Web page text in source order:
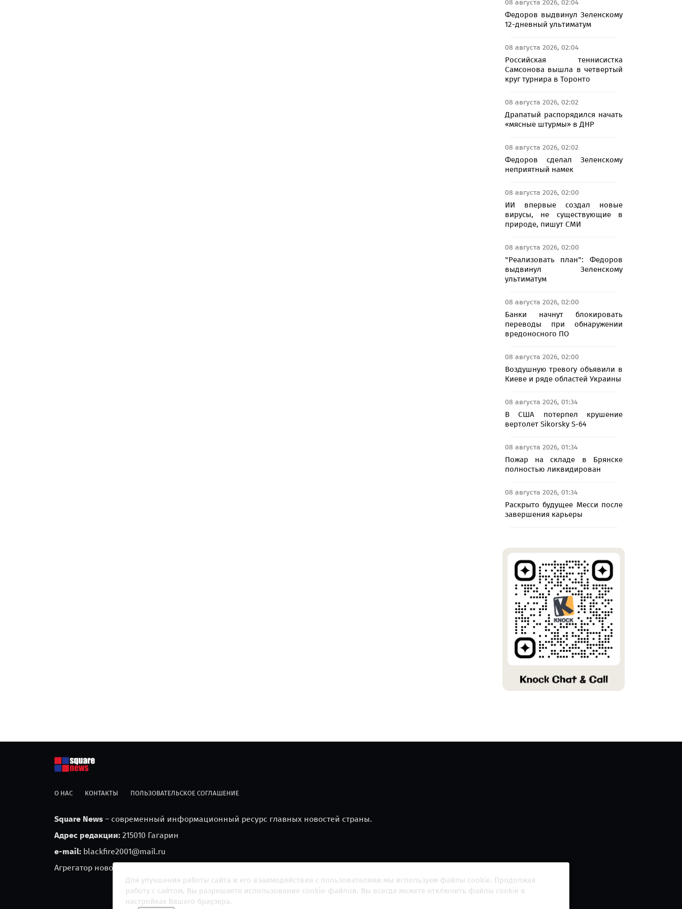
08 августа 2026, 02:04
Федоров выдвинул Зеленскому
12-дневный ультиматум
08 августа 2026, 02:04
Российская теннисистка
Самсонова вышла в четвертый
круг турнира в Торонто
08 августа 2026, 02:02
Драпатый распорядился начать
«мясные штурмы» в ДНР
08 августа 2026, 02:02
Федоров сделал Зеленскому
неприятный намек
08 августа 2026, 02:00
ИИ впервые создал новые
вирусы, не существующие в
природе, пишут СМИ
08 августа 2026, 02:00
"Реализовать план": Федоров
выдвинул Зеленскому
ультиматум
08 августа 2026, 02:00
Банки начнут блокировать
переводы при обнаружении
вредоносного ПО
08 августа 2026, 02:00
Воздушную тревогу объявили в
Киеве и ряде областей Украины
08 августа 2026, 01:34
В США потерпел крушение
вертолет Sikorsky S-64
08 августа 2026, 01:34
Пожар на складе в Брянске
полностью ликвидирован
08 августа 2026, 01:34
Раскрыто будущее Месси после
завершения карьеры
О НАС КОНТАКТЫ ПОЛЬЗОВАТЕЛЬСКОЕ СОГЛАШЕНИЕ
Square News – современный информационный ресурс главных новостей страны.
Адрес редакции: 215010 Гагарин
e-mail: blackfire2001@mail.ru
Агрегатор новостей «Square news» (18+)
Для улучшения работы сайта и его взаимодействия с пользователями мы используем файлы cookie. Продолжая
работу с сайтом, Вы разрешаете использование cookie-файлов. Вы всегда можете отключить файлы cookie в
настройках Вашего браузера.